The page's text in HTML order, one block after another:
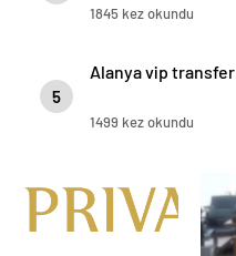
1845 kez okundu
5
Alanya vip transfer
1499 kez okundu